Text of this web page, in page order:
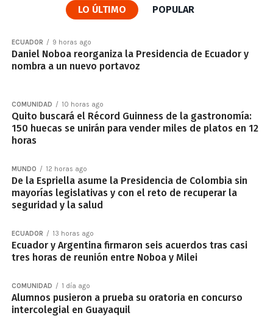
LO ÚLTIMO POPULAR
ECUADOR 9 horas ago
Daniel Noboa reorganiza la Presidencia de Ecuador y
nombra a un nuevo portavoz
COMUNIDAD 10 horas ago
Quito buscará el Récord Guinness de la gastronomía:
150 huecas se unirán para vender miles de platos en 12
horas
MUNDO 12 horas ago
De la Espriella asume la Presidencia de Colombia sin
mayorías legislativas y con el reto de recuperar la
seguridad y la salud
ECUADOR 13 horas ago
Ecuador y Argentina firmaron seis acuerdos tras casi
tres horas de reunión entre Noboa y Milei
COMUNIDAD 1 día ago
Alumnos pusieron a prueba su oratoria en concurso
intercolegial en Guayaquil